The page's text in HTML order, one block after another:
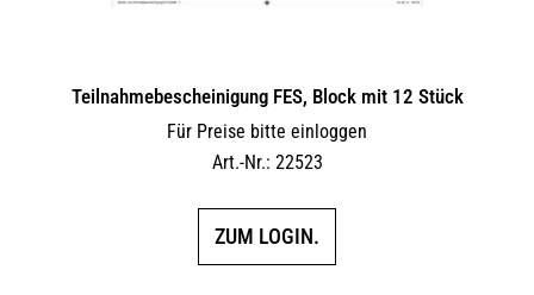
Teilnahmebescheinigung FES, Block mit 12 Stück
Für Preise bitte einloggen
Art.-Nr.: 22523
ZUM LOGIN.